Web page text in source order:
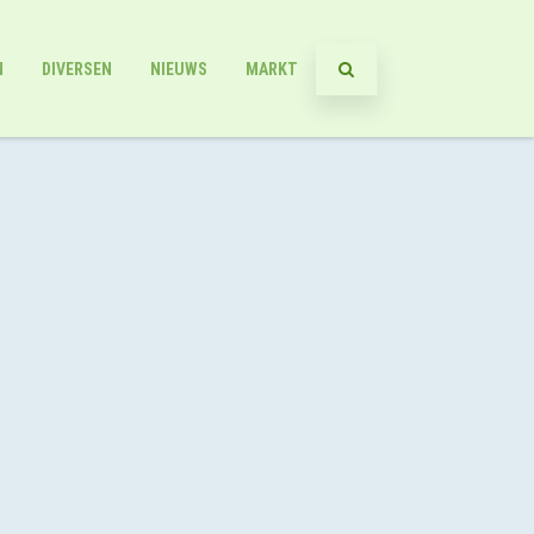
DIVERSEN NIEUWS MARKT